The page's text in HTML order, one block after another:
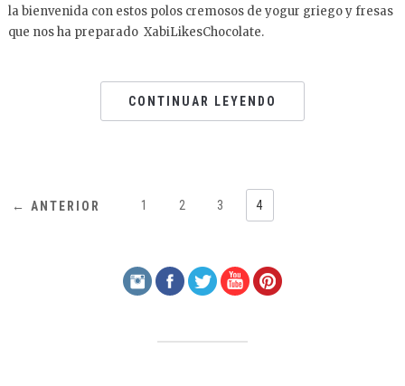
la bienvenida con estos polos cremosos de yogur griego y fresas
que nos ha preparado XabiLikesChocolate.
CONTINUAR LEYENDO
← ANTERIOR 1 2 3 4